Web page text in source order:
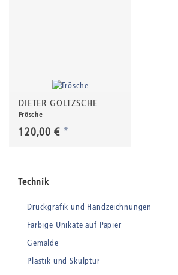
DIETER GOLTZSCHE
Frösche
120,00 € *
Technik
Druckgrafik und Handzeichnungen
Farbige Unikate auf Papier
Gemälde
Plastik und Skulptur